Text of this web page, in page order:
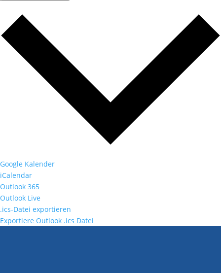
Google Kalender
iCalendar
Outlook 365
Outlook Live
.ics-Datei exportieren
Exportiere Outlook .ics Datei